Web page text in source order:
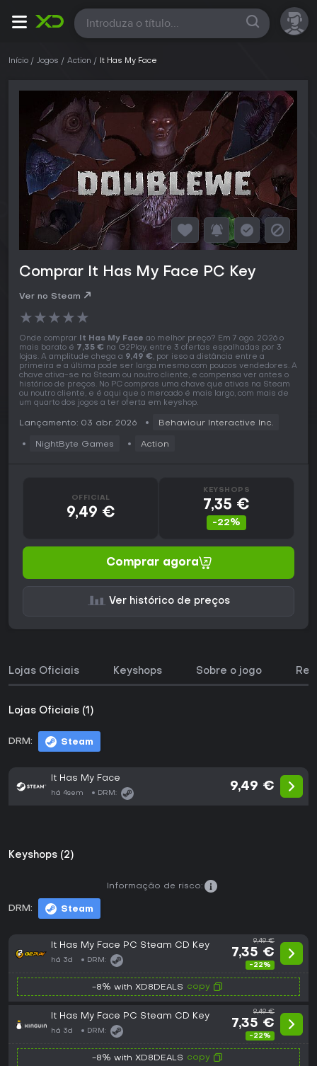
Todas
Início Jogos Action It Has My Face
Comprar It Has My Face PC Key
Ver no Steam
★★★★★
Onde comprar It Has My Face ao melhor preço? Em 7 ago. 2026 o
mais barato é 7,35 € na G2Play, entre 3 ofertas espalhadas por 3
lojas. A amplitude chega a 9,49 €, por isso a distância entre a
primeira e a última pode ser larga mesmo com poucos vendedores. A
chave ativa-se na Steam ou noutro cliente, e compensa ver antes o
histórico de preços. No PC compras uma chave que ativas na Steam
ou noutro cliente, e é aqui que o mercado é mais largo, com mais de
um quarto dos jogos a ter oferta em keyshop.
Lançamento: 03 abr. 2026 Behaviour Interactive Inc.
NightByte Games Action
OFFICIAL
9,49 €
KEYSHOPS
7,35 €
-22%
Comprar agora
Ver histórico de preços
Lojas Oficiais Keyshops Sobre o jogo
Lojas Oficiais (1)
DRM: Steam
It Has My Face
há 4sem DRM:
9,49 €
Keyshops (2)
DRM: Steam
Informação de risco:
It Has My Face PC Steam CD Key
há 3d DRM:
9,49 €
7,35 €
-22%
-8% with XD8DEALS copy
It Has My Face PC Steam CD Key
há 3d DRM:
9,49 €
7,35 €
-22%
-8% with XD8DEALS copy